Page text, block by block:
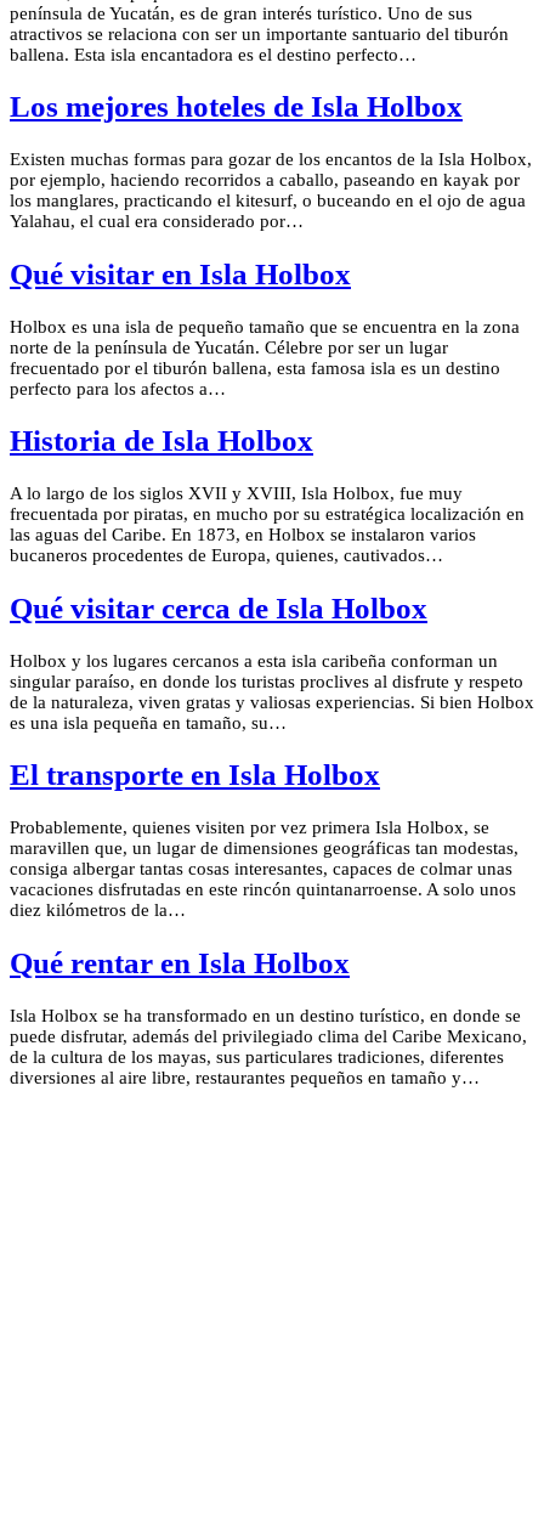
península de Yucatán, es de gran interés turístico. Uno de sus
atractivos se relaciona con ser un importante santuario del tiburón
ballena. Esta isla encantadora es el destino perfecto…
Los mejores hoteles de Isla Holbox
Existen muchas formas para gozar de los encantos de la Isla Holbox,
por ejemplo, haciendo recorridos a caballo, paseando en kayak por
los manglares, practicando el kitesurf, o buceando en el ojo de agua
Yalahau, el cual era considerado por…
Qué visitar en Isla Holbox
Holbox es una isla de pequeño tamaño que se encuentra en la zona
norte de la península de Yucatán. Célebre por ser un lugar
frecuentado por el tiburón ballena, esta famosa isla es un destino
perfecto para los afectos a…
Historia de Isla Holbox
A lo largo de los siglos XVII y XVIII, Isla Holbox, fue muy
frecuentada por piratas, en mucho por su estratégica localización en
las aguas del Caribe. En 1873, en Holbox se instalaron varios
bucaneros procedentes de Europa, quienes, cautivados…
Qué visitar cerca de Isla Holbox
Holbox y los lugares cercanos a esta isla caribeña conforman un
singular paraíso, en donde los turistas proclives al disfrute y respeto
de la naturaleza, viven gratas y valiosas experiencias. Si bien Holbox
es una isla pequeña en tamaño, su…
El transporte en Isla Holbox
Probablemente, quienes visiten por vez primera Isla Holbox, se
maravillen que, un lugar de dimensiones geográficas tan modestas,
consiga albergar tantas cosas interesantes, capaces de colmar unas
vacaciones disfrutadas en este rincón quintanarroense. A solo unos
diez kilómetros de la…
Qué rentar en Isla Holbox
Isla Holbox se ha transformado en un destino turístico, en donde se
puede disfrutar, además del privilegiado clima del Caribe Mexicano,
de la cultura de los mayas, sus particulares tradiciones, diferentes
diversiones al aire libre, restaurantes pequeños en tamaño y…